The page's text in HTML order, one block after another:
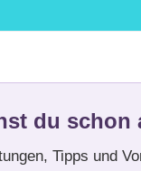
du schon
Tipps und